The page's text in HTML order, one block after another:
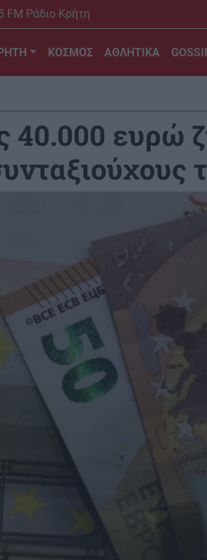
FM Ράδιο Κρήτη
ΚΟΣΜΟΣ ΑΘΛΗΤΙΚΑ
40.000 ευρώ